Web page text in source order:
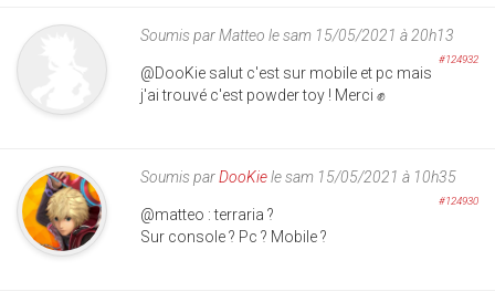
Soumis parMatteo le sam 15/05/2021 à 20h13
#124932
@DooKie salut c'est sur mobile et pc mais
j'ai trouvé c'est powder toy ! Merci ✊
Soumis parDooKiele sam 15/05/2021 à 10h35
#124930
@matteo : terraria ?
Sur console ? Pc ? Mobile ?